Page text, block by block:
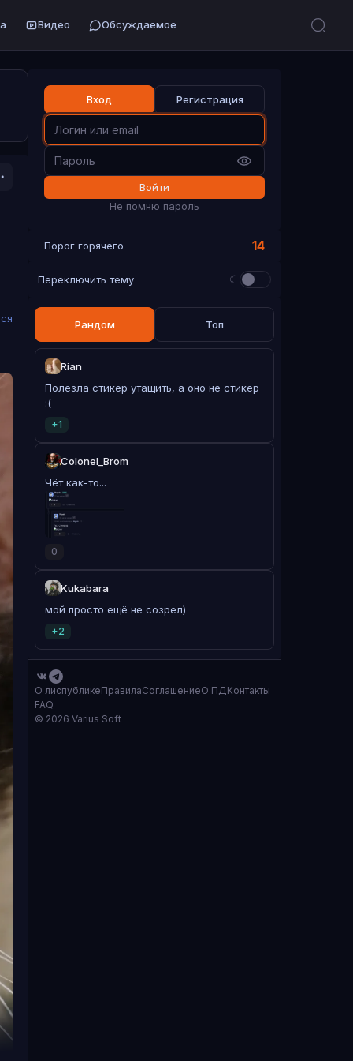
Видео Обсуждаемое
Вход Регистрация
Войти
Не помню пароль
Порог горячего 14
Переключить тему ☾
Рандом Топ
Rian
Полезла стикер утащить, а оно не стикер
:(
+1
Colonel_Brom
Чёт как-то...
0
Kukabara
мой просто ещё не созрел)
+2
О лиспубликеПравилаСоглашениеО ПДКонтакты
FAQ
© 2026 Varius Soft